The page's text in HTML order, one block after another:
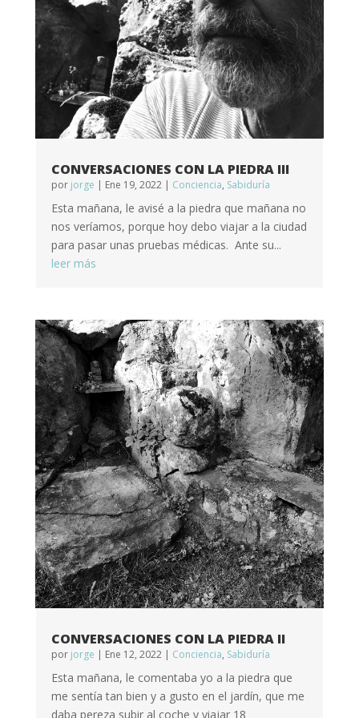
CONVERSACIONES CON LA PIEDRA III
por jorge | Ene 19, 2022| Conciencia, Sabiduría
Esta mañana, le avisé a la piedra que mañana no
nos veríamos, porque hoy debo viajar a la ciudad
para pasar unas pruebas médicas. Ante su...
leer más
CONVERSACIONES CON LA PIEDRA II
por jorge | Ene 12, 2022| Conciencia, Sabiduría
Esta mañana, le comentaba yo a la piedra que
me sentía tan bien y a gusto en el jardín, que me
daba pereza subir al coche y viajar 18